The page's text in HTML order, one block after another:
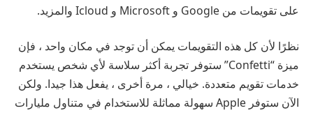
على تقويمات من Google و Microsoft و Icloud والمزيد.
نظرًا لأن كل هذه التقويمات يمكن أن توجد في مكان واحد ، فإن
ميزة “Confetti” ستوفر تجربة أكثر سلاسة لأي شخص يستخدم
خدمات تقويم متعددة. خيالي ، مرة أخرى ، يفعل هذا جيدا. ولكن
الآن ستوفر Apple سهولة مماثلة للاستخدام في متناول مليارات